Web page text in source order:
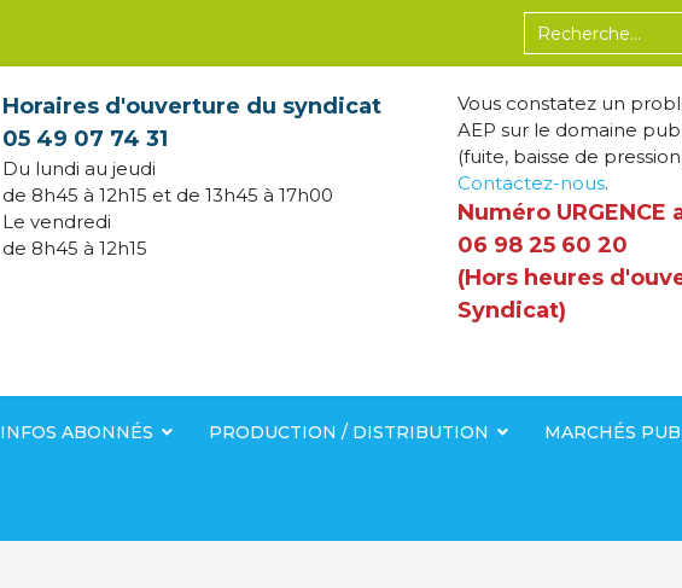
Rechercher
Horaires d'ouverture du syndicat
05 49 07 74 31
Du lundi au jeudi
de 8h45 à 12h15 et de 13h45 à 17h00
Le vendredi
de 8h45 à 12h15
Vous constatez un
AEP sur le domaine
(fuite, baisse de pression,
Contactez-nous.
Numéro URGENCE
06 98 25 60 20
(Hors heures
Syndicat)
INFOS ABONNÉS PRODUCTION / DISTRIBUTION MARCHÉS